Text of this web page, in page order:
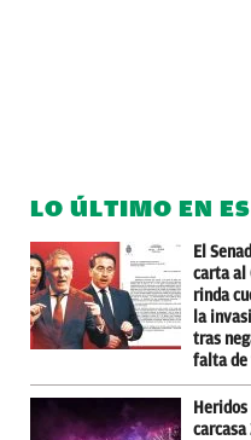
LO ÚLTIMO EN
El
carta al
rinda
la
tras
falta de
carcasa